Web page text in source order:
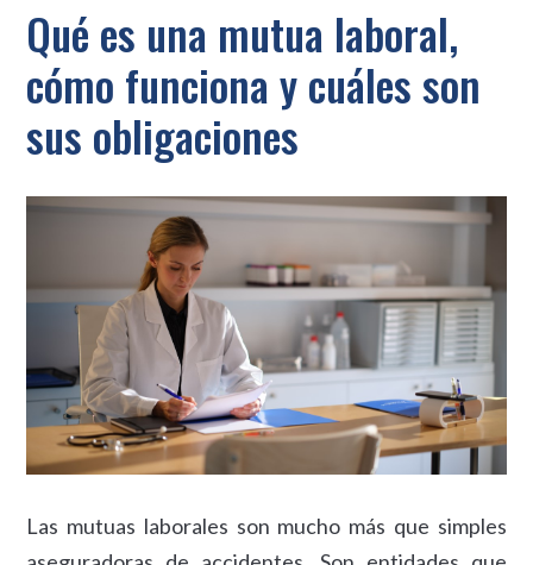
Qué es una mutua laboral,
cómo funciona y cuáles son
sus obligaciones
Las mutuas laborales son mucho más que simples